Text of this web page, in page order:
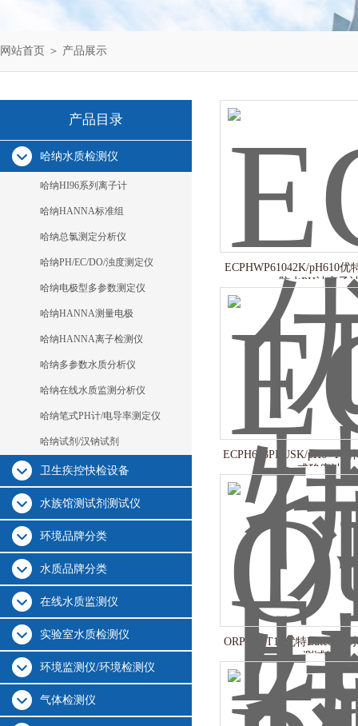
网站首页 ＞ 产品展示
产品目录
哈纳水质检测仪
哈纳HI96系列离子计
哈纳HANNA标准组
哈纳总氯测定分析仪
哈纳PH/EC/DO/浊度测定仪
哈纳电极型多参数测定仪
哈纳HANNA测量电极
哈纳HANNA离子检测仪
哈纳多参数水质分析仪
哈纳在线水质监测分析仪
哈纳笔式PH计/电导率测定仪
哈纳试剂/汉钠试剂
卫生疾控快检设备
水族馆测试剂测试仪
环境品牌分类
水质品牌分类
在线水质监测仪
实验室水质检测仪
环境监测仪/环境检测仪
气体检测仪
ECPHWP61042K/pH610优
防水PH计离子
ECPH603PLUSK/pH6+T优
式酸度计
ORPTEST10优特Eutech防
测试笔